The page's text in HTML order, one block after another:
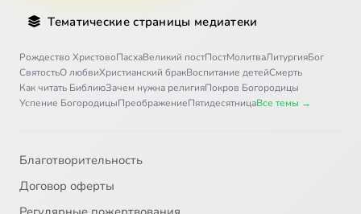
Тематические страницы медиатеки
Рождество ХристовоПасхаВеликий постПостМолитваЛитургияБог
СвятостьО любвиХристианский бракВоспитание детейСмерть
Как читать БиблиюЗачем нужна религияПокров Богородицы
Успение БогородицыПреображениеПятидесятницаВсе темы →
Благотворительность
Договор оферты